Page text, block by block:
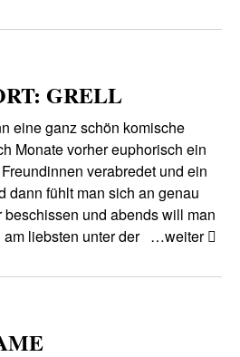
GRELL
eine ganz schön komische
Monate vorher euphorisch ein
verabredet und ein
dann fühlt man sich an genau
und abends will man
liebsten unter der …weiter